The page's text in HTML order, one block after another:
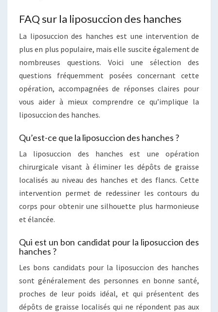
FAQ sur la liposuccion des hanches
La liposuccion des hanches est une intervention de
plus en plus populaire, mais elle suscite également de
nombreuses questions. Voici une sélection des
questions fréquemment posées concernant cette
opération, accompagnées de réponses claires pour
vous aider à mieux comprendre ce qu’implique la
liposuccion des hanches.
Qu’est-ce que la liposuccion des hanches ?
La liposuccion des hanches est une opération
chirurgicale visant à éliminer les dépôts de graisse
localisés au niveau des hanches et des flancs. Cette
intervention permet de redessiner les contours du
corps pour obtenir une silhouette plus harmonieuse
et élancée.
Qui est un bon candidat pour la liposuccion des
hanches ?
Les bons candidats pour la liposuccion des hanches
sont généralement des personnes en bonne santé,
proches de leur poids idéal, et qui présentent des
dépôts de graisse localisés qui ne répondent pas aux